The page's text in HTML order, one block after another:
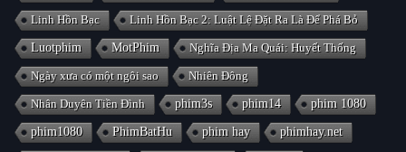
Linh Hồn Bạc Linh Hồn Bạc 2: Luật Lệ Đặt Ra Là Để Phá Bỏ
Luotphim MotPhim Nghĩa Địa Ma Quái: Huyết Thống
Ngày xưa có một ngôi sao Nhiên Đông
Nhân Duyên Tiền Đình phim3s phim14 phim 1080
phim1080 PhimBatHu phim hay phimhay.net